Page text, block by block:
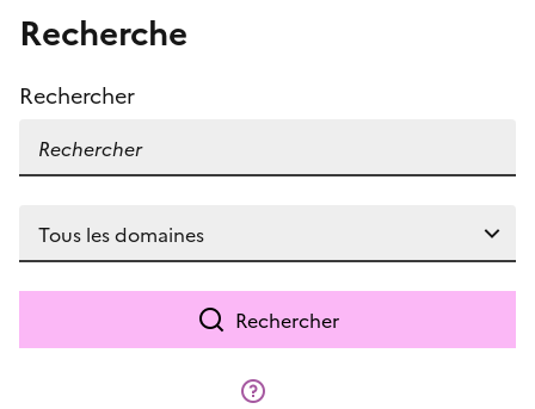
Recherche
Rechercher
Rechercher